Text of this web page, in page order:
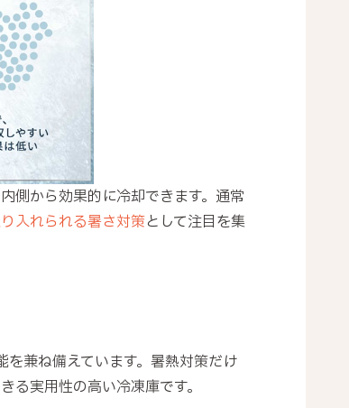
側から効果的に冷却できます。通常
入れられる暑さ対策として注目を集
兼ね備えています。暑熱対策だけ
る実用性の高い冷凍庫です。